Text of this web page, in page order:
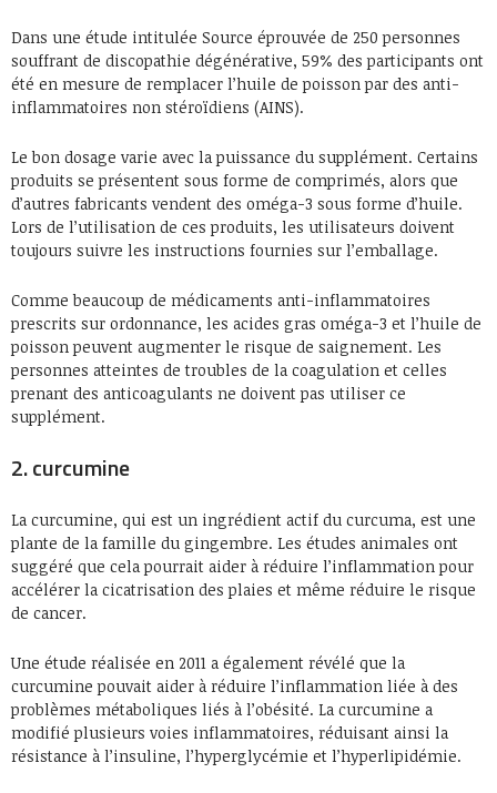
Dans une étude intitulée Source éprouvée de 250 personnes
souffrant de discopathie dégénérative, 59% des participants ont
été en mesure de remplacer l’huile de poisson par des anti-
inflammatoires non stéroïdiens (AINS).
Le bon dosage varie avec la puissance du supplément. Certains
produits se présentent sous forme de comprimés, alors que
d’autres fabricants vendent des oméga-3 sous forme d’huile.
Lors de l’utilisation de ces produits, les utilisateurs doivent
toujours suivre les instructions fournies sur l’emballage.
Comme beaucoup de médicaments anti-inflammatoires
prescrits sur ordonnance, les acides gras oméga-3 et l’huile de
poisson peuvent augmenter le risque de saignement. Les
personnes atteintes de troubles de la coagulation et celles
prenant des anticoagulants ne doivent pas utiliser ce
supplément.
2. curcumine
La curcumine, qui est un ingrédient actif du curcuma, est une
plante de la famille du gingembre. Les études animales ont
suggéré que cela pourrait aider à réduire l’inflammation pour
accélérer la cicatrisation des plaies et même réduire le risque
de cancer.
Une étude réalisée en 2011 a également révélé que la
curcumine pouvait aider à réduire l’inflammation liée à des
problèmes métaboliques liés à l’obésité. La curcumine a
modifié plusieurs voies inflammatoires, réduisant ainsi la
résistance à l’insuline, l’hyperglycémie et l’hyperlipidémie.